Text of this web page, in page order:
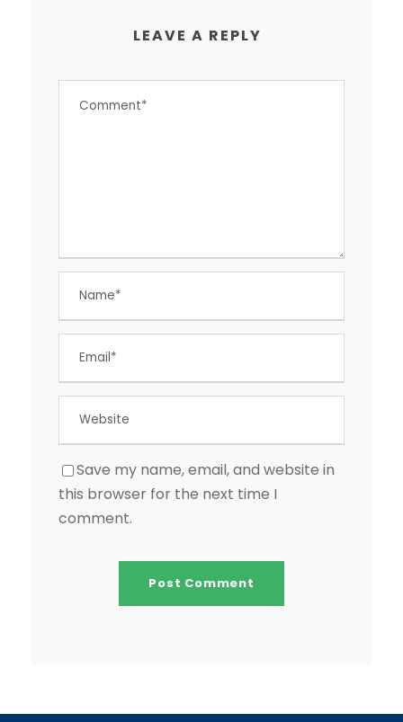
LEAVE A REPLY
Save my name, email, and website in
this browser for the next time I
comment.